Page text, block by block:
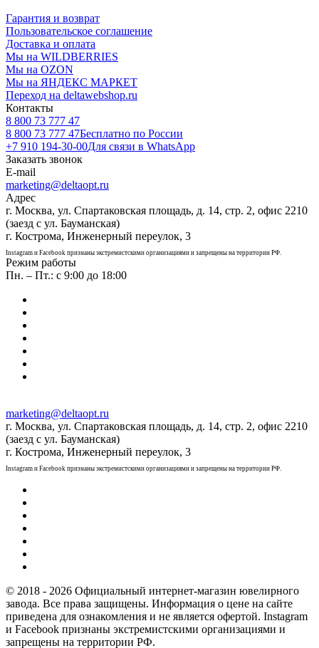
Гарантия и возврат
Пользовательское соглашение
Доставка и оплата
Мы на WILDBERRIES
Мы на OZON
Мы на ЯНДЕКС МАРКЕТ
Переход на deltawebshop.ru
Контакты
8 800 73 777 47
8 800 73 777 47Бесплатно по России
+7 910 194-30-00Для связи в WhatsApp
Заказать звонок
E-mail
marketing@deltaopt.ru
Адрес
г. Москва, ул. Спартаковская площадь, д. 14, стр. 2, офис 2210
(заезд с ул. Бауманская)
г. Кострома, Инженерный переулок, 3
Instagram и Facebook признаны экстремистскими организациями и запрещены на территории РФ.
Режим работы
Пн. – Пт.: с 9:00 до 18:00
marketing@deltaopt.ru
г. Москва, ул. Спартаковская площадь, д. 14, стр. 2, офис 2210
(заезд с ул. Бауманская)
г. Кострома, Инженерный переулок, 3
Instagram и Facebook признаны экстремистскими организациями и запрещены на территории РФ.
© 2018 - 2026 Официальный интернет-магазин ювелирного
завода. Все права защищены. Информация о цене на сайте
приведена для ознакомления и не является офертой. Instagram
и Facebook признаны экстремистскими организациями и
запрещены на территории РФ.